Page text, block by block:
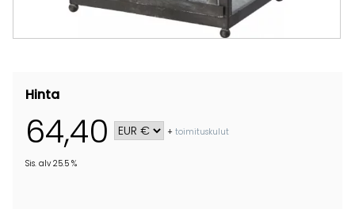
Hinta
64,40 +toimituskulut
Sis. alv 25.5 %